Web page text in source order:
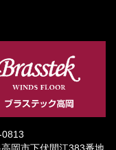
0813